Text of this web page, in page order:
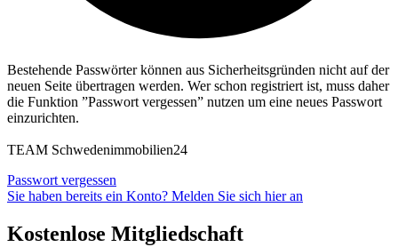
Bestehende Passwörter können aus Sicherheitsgründen nicht auf der
neuen Seite übertragen werden. Wer schon registriert ist, muss daher
die Funktion ”Passwort vergessen” nutzen um eine neues Passwort
einzurichten.
TEAM Schwedenimmobilien24
Passwort vergessen
Sie haben bereits ein Konto? Melden Sie sich hier an
Kostenlose Mitgliedschaft